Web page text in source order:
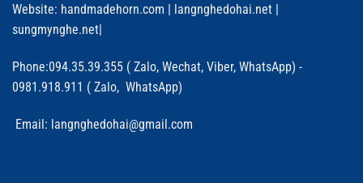
Website: handmadehorn.com | langnghedohai.net |
sungmynghe.net|
Phone:094.35.39.355 ( Zalo, Wechat, Viber, WhatsApp) -
0981.918.911 ( Zalo, WhatsApp)
Email: langnghedohai@gmail.com